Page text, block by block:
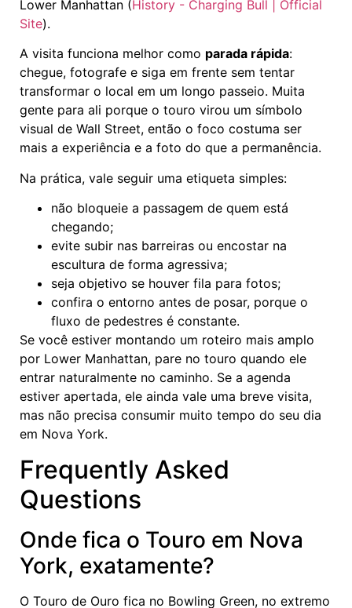
Lower Manhattan (History - Charging Bull | Official
Site).
A visita funciona melhor como parada rápida:
chegue, fotografe e siga em frente sem tentar
transformar o local em um longo passeio. Muita
gente para ali porque o touro virou um símbolo
visual de Wall Street, então o foco costuma ser
mais a experiência e a foto do que a permanência.
Na prática, vale seguir uma etiqueta simples:
não bloqueie a passagem de quem está
chegando;
evite subir nas barreiras ou encostar na
escultura de forma agressiva;
seja objetivo se houver fila para fotos;
confira o entorno antes de posar, porque o
fluxo de pedestres é constante.
Se você estiver montando um roteiro mais amplo
por Lower Manhattan, pare no touro quando ele
entrar naturalmente no caminho. Se a agenda
estiver apertada, ele ainda vale uma breve visita,
mas não precisa consumir muito tempo do seu dia
em Nova York.
Frequently Asked
Questions
Onde fica o Touro em Nova
York, exatamente?
O Touro de Ouro fica no Bowling Green, no extremo